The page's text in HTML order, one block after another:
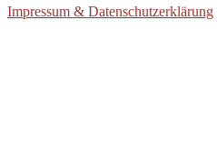
Impressum & Datenschutzerklärung